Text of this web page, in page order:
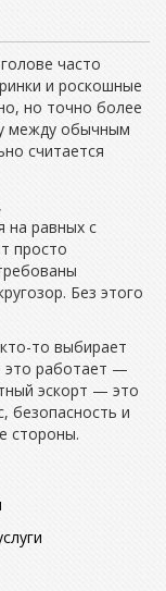
часто
и роскошные
но точно более
между обычным
считается
на равных с
просто
Без этого
то выбирает
это работает —
эскорт — это
безопасность и
стороны.